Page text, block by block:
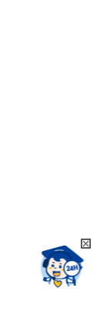
챗봇상담:
24시
채팅상담:
9시~18시
희